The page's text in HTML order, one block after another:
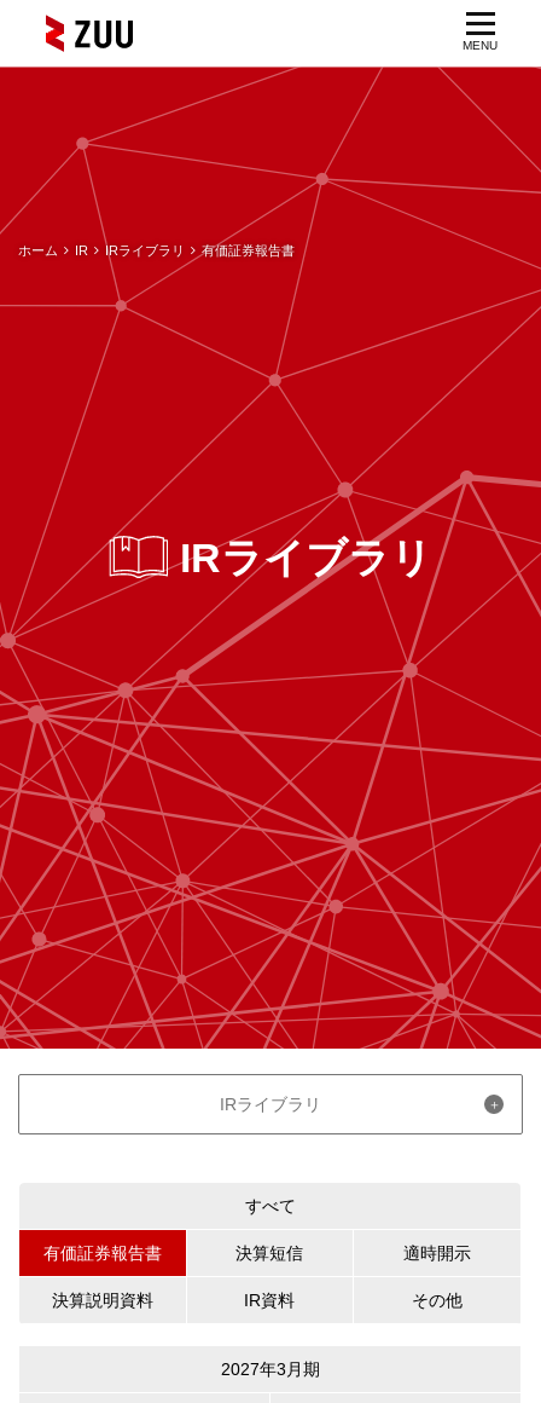
ホーム IR IRライブラリ 有価証券報告書
IRライブラリ
IRライブラリ
すべて
有価証券報告書 決算短信 適時開示
決算説明資料 IR資料 その他
2027年3月期